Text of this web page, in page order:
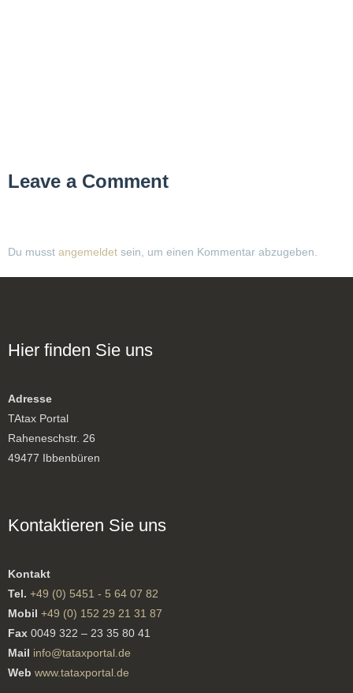
Leave a Comment
Du musst angemeldet sein, um einen Kommentar abzugeben.
Hier finden Sie uns
Adresse
TAtax Portal
Raheneschstr. 26
49477 Ibbenbüren
Kontaktieren Sie uns
Kontakt
Tel. +49 (0) 5451 - 5 64 07 82
Mobil +49 (0) 152 29 21 31 87
Fax 0049 322 – 23 35 80 41
Mail info@tataxportal.de
Web www.tataxportal.de